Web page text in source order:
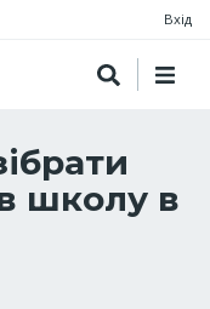
Вхід
школу в